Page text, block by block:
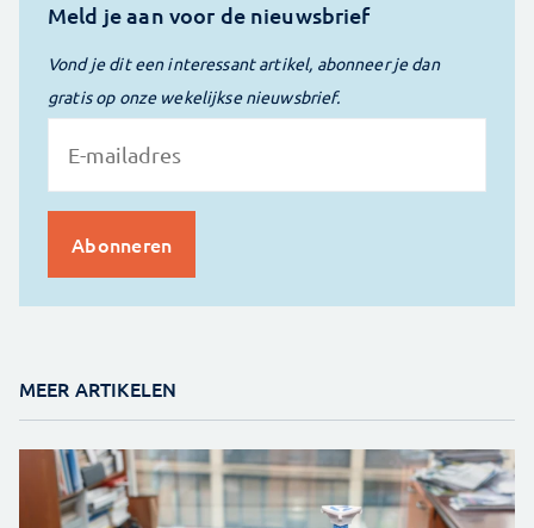
Meld je aan voor de nieuwsbrief
Vond je dit een interessant artikel, abonneer je dan
gratis op onze wekelijkse nieuwsbrief.
MEER ARTIKELEN